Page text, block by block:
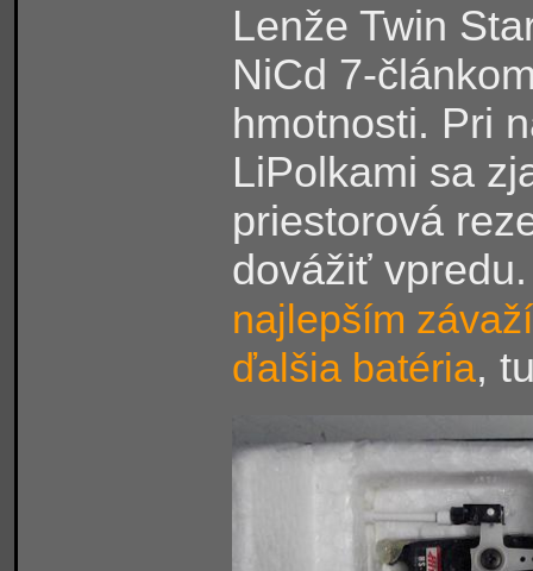
Lenže Twin
NiCd 7-
hmotnosti. Pri
LiPolkami sa
priestorová
dovážiť
najlepším
ďalšia batéria,